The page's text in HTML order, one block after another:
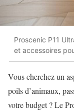
Proscenic P11
et accessoires
Vous cherchez un
poils d’animaux,
votre budget ? Le